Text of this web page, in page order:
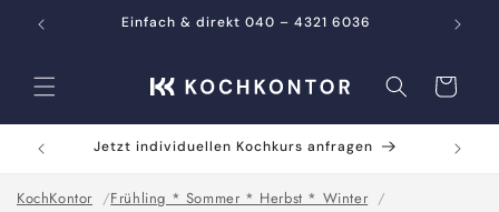
zum
Einfach & direkt 040 – 4321 6036
Warenkorb
Jetzt individuellen Kochkurs anfragen
KochKontor
Frühling * Sommer * Herbst * Winter